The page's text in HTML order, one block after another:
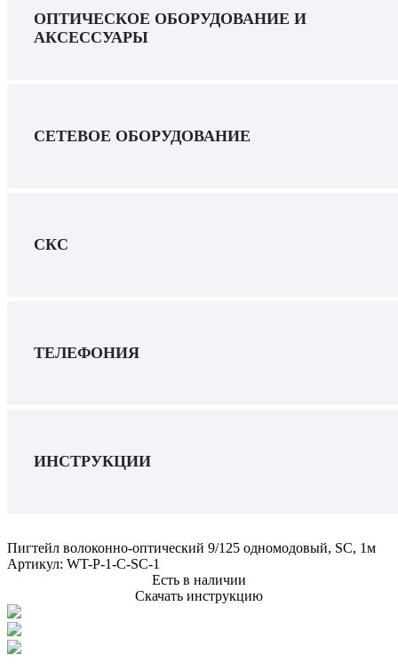
ОПТИЧЕСКОЕ ОБОРУДОВАНИЕ И
АКСЕССУАРЫ
СЕТЕВОЕ ОБОРУДОВАНИЕ
СКС
ТЕЛЕФОНИЯ
ИНСТРУКЦИИ
Пигтейл волоконно-оптический 9/125 одномодовый, SC, 1м
Артикул: WT-P-1-C-SC-1
Есть в наличии
Скачать инструкцию